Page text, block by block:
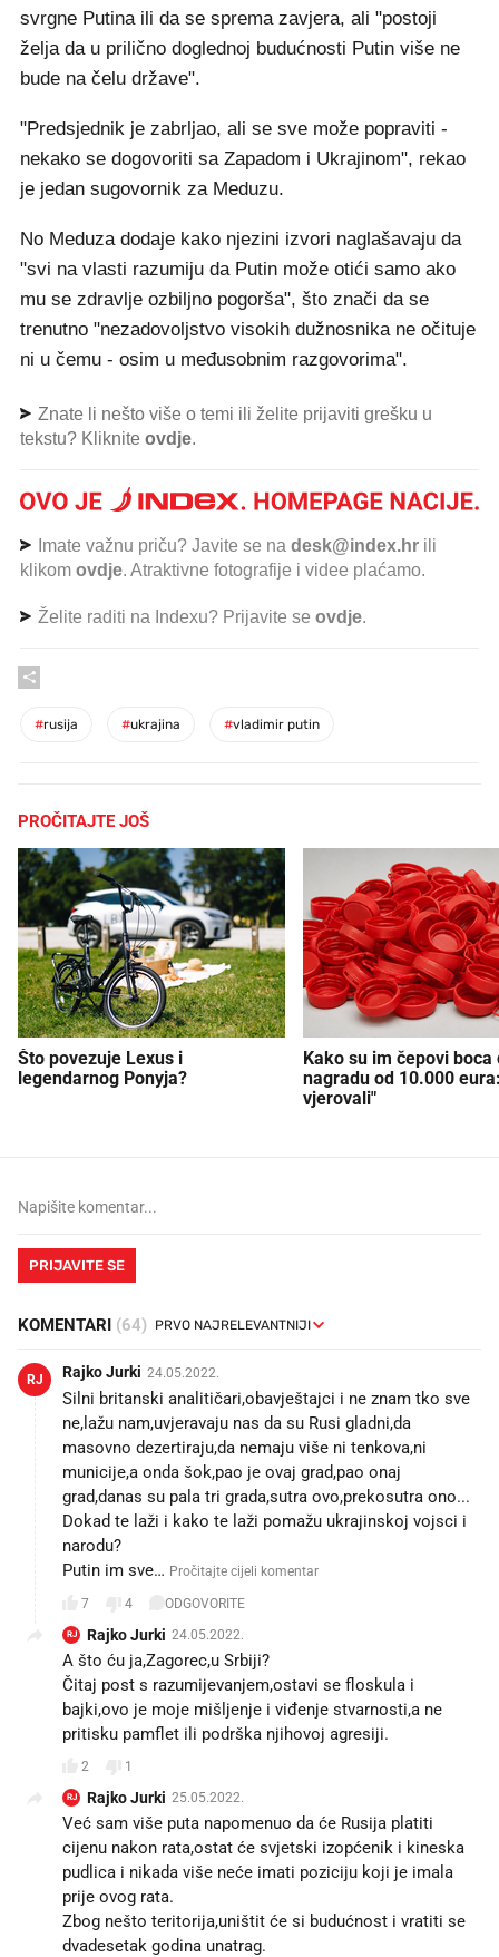
svrgne Putina ili da se sprema zavjera, ali "postoji
želja da u prilično doglednoj budućnosti Putin više ne
bude na čelu države".
"Predsjednik je zabrljao, ali se sve može popraviti -
nekako se dogovoriti sa Zapadom i Ukrajinom", rekao
je jedan sugovornik za Meduzu.
No Meduza dodaje kako njezini izvori naglašavaju da
"svi na vlasti razumiju da Putin može otići samo ako
mu se zdravlje ozbiljno pogorša", što znači da se
trenutno "nezadovoljstvo visokih dužnosnika ne očituje
ni u čemu - osim u međusobnim razgovorima".
Znate li nešto više o temi ili želite prijaviti grešku u
tekstu? Kliknite ovdje.
Imate važnu priču? Javite se na desk@index.hr ili
klikom ovdje. Atraktivne fotografije i videe plaćamo.
Želite raditi na Indexu? Prijavite se ovdje.
#rusija #ukrajina #vladimir putin
PROČITAJTE JOŠ
Što povezuje Lexus i
legendarnog Ponyja?
Kako su im čepovi boca
nagradu od 10.000
vjerovali"
PRIJAVITE SE
KOMENTARI (64)
RJ Rajko Jurki 24.05.2022.
Silni britanski analitičari,obavještajci i ne znam tko sve
ne,lažu nam,uvjeravaju nas da su Rusi gladni,da
masovno dezertiraju,da nemaju više ni tenkova,ni
municije,a onda šok,pao je ovaj grad,pao onaj
grad,danas su pala tri grada,sutra ovo,prekosutra ono...
Dokad te laži i kako te laži pomažu ukrajinskoj vojsci i
narodu?
Putin im sve… Pročitajte cijeli komentar
7 4 ODGOVORITE
RJ Rajko Jurki 24.05.2022.
A što ću ja,Zagorec,u Srbiji?
Čitaj post s razumijevanjem,ostavi se floskula i
bajki,ovo je moje mišljenje i viđenje stvarnosti,a ne
pritisku pamflet ili podrška njihovoj agresiji.
2 1
RJ Rajko Jurki 25.05.2022.
Već sam više puta napomenuo da će Rusija platiti
cijenu nakon rata,ostat će svjetski izopćenik i kineska
pudlica i nikada više neće imati poziciju koji je imala
prije ovog rata.
Zbog nešto teritorija,uništit će si budućnost i vratiti se
dvadesetak godina unatrag.